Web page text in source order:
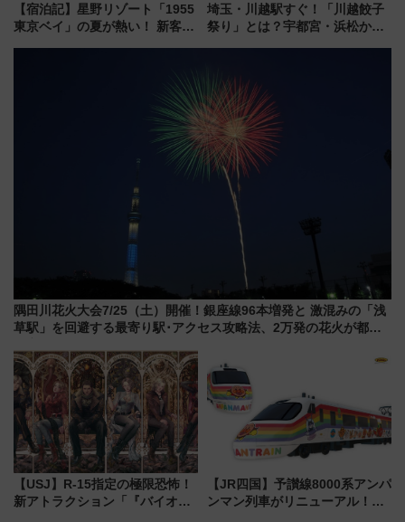
【宿泊記】星野リゾート「1955
東京ベイ」の夏が熱い！ 新客室
埼玉・川越駅すぐ！「川越餃子
祭り」とは？宇都宮・浜松から
隅田川花火大会7/25（土）開催！銀座線96本増発と 激混みの「浅
草駅」を回避する最寄り駅･アクセス攻略法、2万発の花火が都心
【USJ】R-15指定の極限恐怖！
新アトラクション「『バイオハ
【JR四国】予讃線8000系アンパ
ンマン列車がリニューアル！内